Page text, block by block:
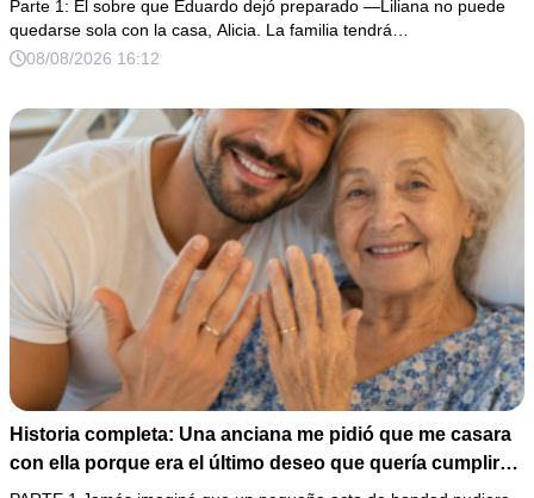
fallecimiento, ella me entregó un sobre y me confesó la
verdadera razón por la que él la eligió a ella por encima
Parte 1: El sobre que Eduardo dejó preparado —Liliana no puede
quedarse sola con la casa, Alicia. La familia tendrá…
08/08/2026 16:12
Historia completa: Una anciana me pidió que me casara
con ella porque era el último deseo que quería cumplir
antes de morir. Después de su fallecimiento, su abogado